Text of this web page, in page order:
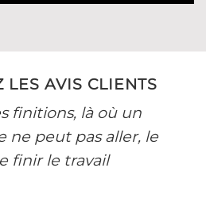
LES AVIS CLIENTS
finitions, là où un
ne peut pas aller, le
finir le travail